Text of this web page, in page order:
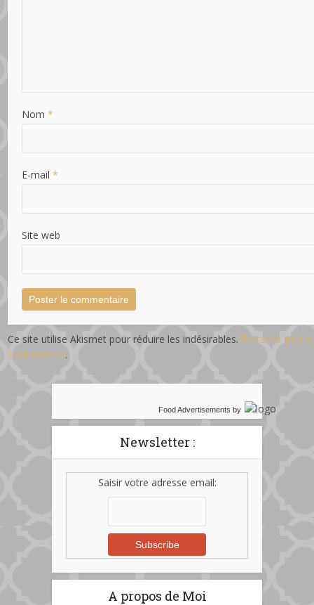
Nom*
E-mail*
Site web
Ce site utilise Akismet pour réduire les indésirables. En savoir plus
sont traitées.
Food Advertisements by
Newsletter :
Saisir votre adresse email:
A propos de Moi